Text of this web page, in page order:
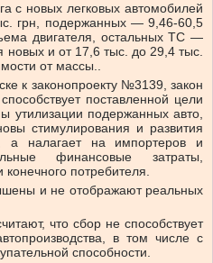
с новых легковых автомобилей
грн, подержанных — 9,46-60,5
двигателя, остальных ТС —
новых и от 17,6 тыс. до 29,4 тыс.
от массы..
к законопроекту №3139, закон
поставленной цели
утилизации подержанных авто,
стимулирования и развития
а налагает на импортеров и
финансовые затраты,
конечного потребителя.
и не отображают реальных
что сбор не способствует
в том числе с
способности.